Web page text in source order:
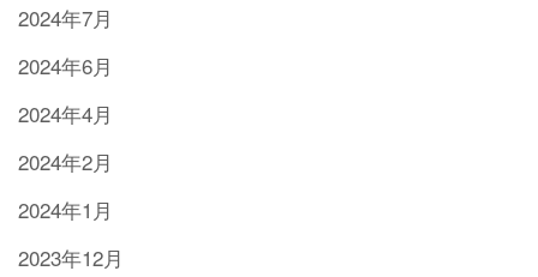
2024年7月
2024年6月
2024年4月
2024年2月
2024年1月
2023年12月